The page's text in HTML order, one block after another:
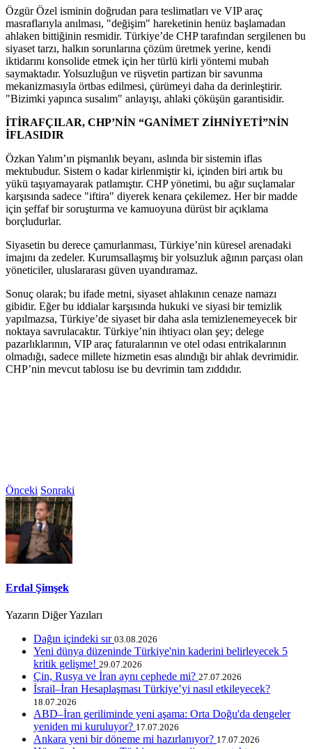
Özgür Özel isminin doğrudan para teslimatları ve VIP araç
masraflarıyla anılması, "değişim" hareketinin henüz başlamadan
ahlaken bittiğinin resmidir. Türkiye’de CHP tarafından sergilenen bu
siyaset tarzı, halkın sorunlarına çözüm üretmek yerine, kendi
iktidarını konsolide etmek için her türlü kirli yöntemi mubah
saymaktadır. Yolsuzluğun ve rüşvetin partizan bir savunma
mekanizmasıyla örtbas edilmesi, çürümeyi daha da derinleştirir.
"Bizimki yapınca susalım" anlayışı, ahlaki çöküşün garantisidir.
İTİRAFÇILAR, CHP’NİN “GANİMET ZİHNİYETİ”NİN
İFLASIDIR
Özkan Yalım’ın pişmanlık beyanı, aslında bir sistemin iflas
mektubudur. Sistem o kadar kirlenmiştir ki, içinden biri artık bu
yükü taşıyamayarak patlamıştır. CHP yönetimi, bu ağır suçlamalar
karşısında sadece "iftira" diyerek kenara çekilemez. Her bir madde
için şeffaf bir soruşturma ve kamuoyuna dürüst bir açıklama
borçludurlar.
Siyasetin bu derece çamurlanması, Türkiye’nin küresel arenadaki
imajını da zedeler. Kurumsallaşmış bir yolsuzluk ağının parçası olan
yöneticiler, uluslararası güven uyandıramaz.
Sonuç olarak; bu ifade metni, siyaset ahlakının cenaze namazı
gibidir. Eğer bu iddialar karşısında hukuki ve siyasi bir temizlik
yapılmazsa, Türkiye’de siyaset bir daha asla temizlenemeyecek bir
noktaya savrulacaktır. Türkiye’nin ihtiyacı olan şey; delege
pazarlıklarının, VIP araç faturalarının ve otel odası entrikalarının
olmadığı, sadece millete hizmetin esas alındığı bir ahlak devrimidir.
CHP’nin mevcut tablosu ise bu devrimin tam zıddıdır.
Önceki Sonraki
Erdal Şimşek
Yazarın Diğer Yazıları
Dağın içindeki sır 03.08.2026
Yeni dünya düzeninde Türkiye'nin kaderini belirleyecek 5
kritik gelişme! 29.07.2026
Çin, Rusya ve İran aynı cephede mi? 27.07.2026
İsrail–İran Hesaplaşması Türkiye’yi nasıl etkileyecek?
18.07.2026
ABD–İran geriliminde yeni aşama: Orta Doğu'da dengeler
yeniden mi kuruluyor? 17.07.2026
Ankara yeni bir döneme mi hazırlanıyor? 17.07.2026